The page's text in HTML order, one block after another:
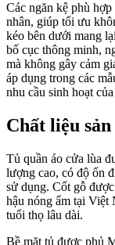
Các ngăn kệ phù
nhân, giúp tối ưu
kéo bên dưới mang
bố cục thông minh,
mà không gây cảm
áp dụng trong các
nhu cầu sinh hoạt
Chất liệu
Tủ quần áo cửa lùa
lượng cao, có độ ổn
sử dụng. Cốt gỗ
hậu nóng ẩm tại Việt
tuổi thọ lâu dài.
Bề mặt tủ được phủ